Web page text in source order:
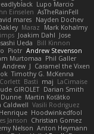
Lupo Marcio
Einselen AsTheRainFell
mares Nayden Dochev
Maraz
Mark Kohalmy
Joakim Dahl Jose
Ueda
Bill Kinnon
Piotr Andrew Stevenson
Murtomaa Phil Galler
Andrew J Caramel the Vixen
Timothy G. McKenna
Basti maj LaCimaise
GIROLET Darian Smith
Martin Koťátko
Caldwell Vasili Rodriguez
Hoodwinkedfool
Janson Christian Gomez
Nelson Anton Heymann